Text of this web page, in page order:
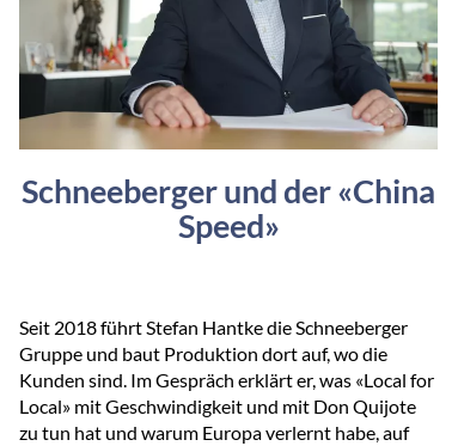
Schneeberger und der «China
Speed»
Seit 2018 führt Stefan Hantke die Schneeberger
Gruppe und baut Produktion dort auf, wo die
Kunden sind. Im Gespräch erklärt er, was «Local for
Local» mit Geschwindigkeit und mit Don Quijote
zu tun hat und warum Europa verlernt habe, auf